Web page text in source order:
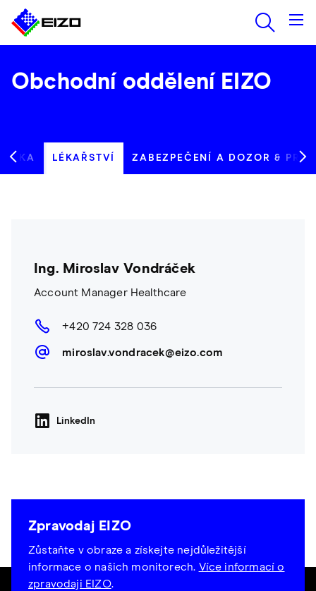
Obchodní oddělení EIZO
LÉKAŘSTVÍ ZABEZPEČENÍ A DOZOR &
Ing. Miroslav Vondráček
Account Manager Healthcare
+420 724 328 036
miroslav.vondracek@eizo.com
LinkedIn
Zpravodaj EIZO
Zůstaňte v obraze a získejte nejdůležitější
informace o našich monitorech. Více informací o
zpravodaji EIZO.